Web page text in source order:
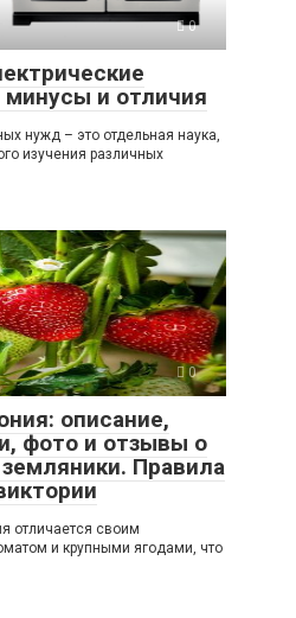
0
и отличия
нужд – это отдельная наука,
изучения различных
0
описание,
фото и отзывы о
Правила
отличается своим
и крупными ягодами, что